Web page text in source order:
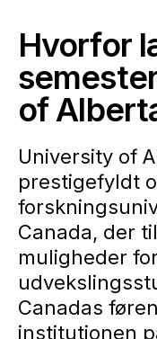
Hvorfor
of
University of
prestigefyldt
Canada, der
muligheder
Canadas
institutionen